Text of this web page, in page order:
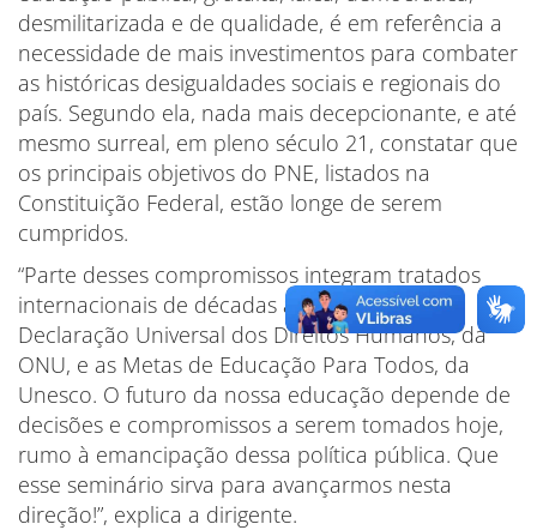
desmilitarizada e de qualidade, é em referência a
necessidade de mais investimentos para combater
as históricas desigualdades sociais e regionais do
país. Segundo ela, nada mais decepcionante, e até
mesmo surreal, em pleno século 21, constatar que
os principais objetivos do PNE, listados na
Constituição Federal, estão longe de serem
cumpridos.
“Parte desses compromissos integram tratados
internacionais de décadas atrás, como a
Declaração Universal dos Direitos Humanos, da
ONU, e as Metas de Educação Para Todos, da
Unesco. O futuro da nossa educação depende de
decisões e compromissos a serem tomados hoje,
rumo à emancipação dessa política pública. Que
esse seminário sirva para avançarmos nesta
direção!”, explica a dirigente.